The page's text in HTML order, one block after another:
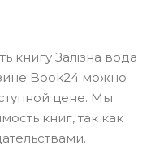
книгу Залізна вода
Book24 можно
цене. Мы
книг, так как